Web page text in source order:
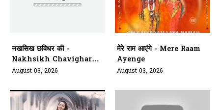
नखसिख छविधर की -
Nakhsikh Chavighar
Aarti Kariye Siyavar Ki
August 03, 2026
मेरे राम आएंगे - Mere Raam
Ayenge
August 03, 2026